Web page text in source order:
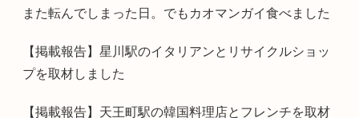
また転んでしまった日。でもカオマンガイ食べました
【掲載報告】星川駅のイタリアンとリサイクルショッ
プを取材しました
【掲載報告】天王町駅の韓国料理店とフレンチを取材